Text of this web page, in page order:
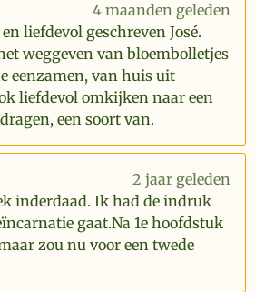
4 maanden geleden
liefdevol geschreven José.
weggeven van bloembolletjes
eenzamen, van huis uit
liefdevol omkijken naar een
een soort van.
2 jaar geleden
inderdaad. Ik had de indruk
gaat.Na 1e hoofdstuk
zou nu voor een twede